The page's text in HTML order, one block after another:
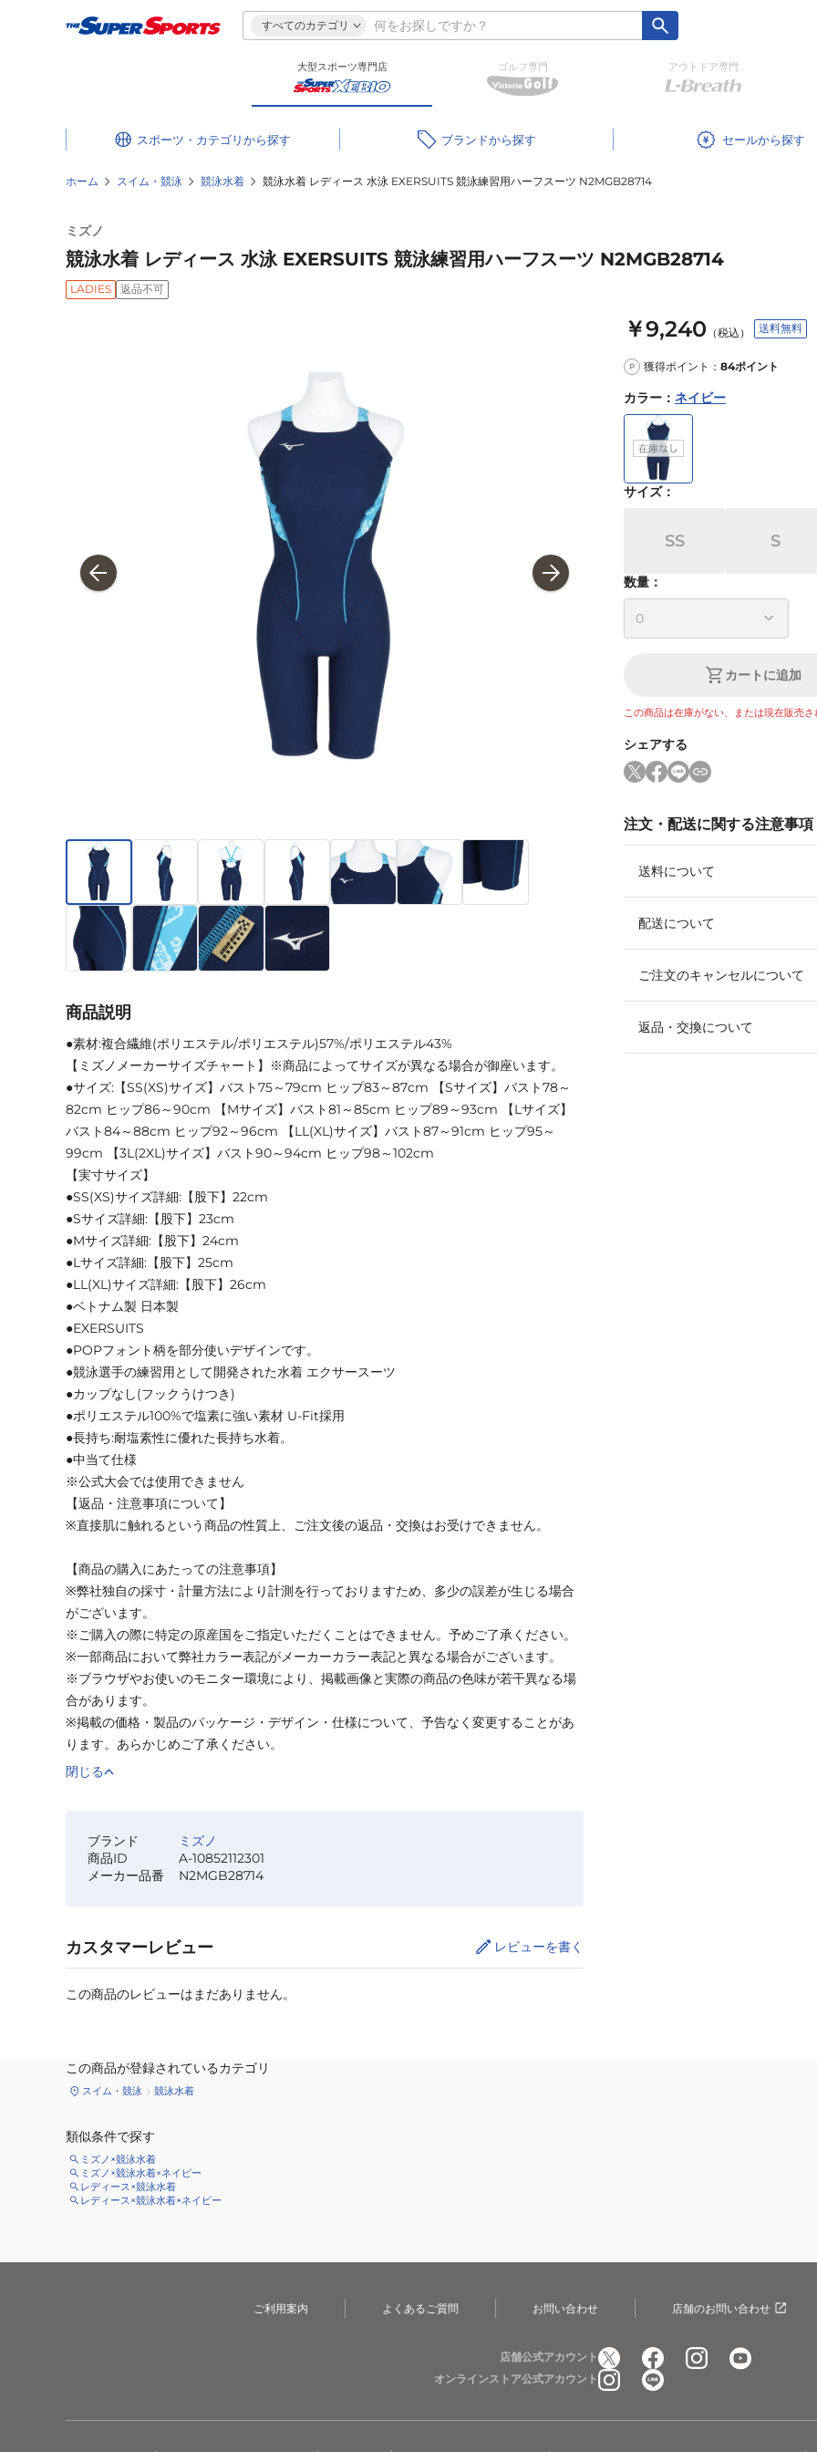
すべてのカテゴリ
大型スポーツ専門店 ゴルフ専門 アウトドア専門
スポーツ・カテゴリ ブランド セール
ホーム スイム・競泳 競泳水着 競泳水着 レディース 水泳 EXERSUITS 競泳練習用ハーフスーツ N2MGB28714
ミズノ
競泳水着 レディース 水泳 EXERSUITS 競泳練習用ハーフスーツ N2MGB28714
LADIES 返品不可
￥9,240 （税込） 送料無料
P 獲得ポイント： 84ポイント
カラー ： ネイビー
サイズ：
SS S
数量：
カートに追加
この商品は在庫がない、または現在販売さ
シェアする
注文・配送に関する注意事項
送料について
配送について
ご注文のキャンセルについて
返品・交換について
商品説明
●素材:複合繊維(ポリエステル/ポリエステル)57%/ポリエステル43%
【ミズノメーカーサイズチャート】※商品によってサイズが異なる場合が御座います。
●サイズ:【SS(XS)サイズ】バスト75～79cm ヒップ83～87cm 【Sサイズ】バスト78～
82cm ヒップ86～90cm 【Mサイズ】バスト81～85cm ヒップ89～93cm 【Lサイズ】
バスト84～88cm ヒップ92～96cm 【LL(XL)サイズ】バスト87～91cm ヒップ95～
99cm 【3L(2XL)サイズ】バスト90～94cm ヒップ98～102cm
【実寸サイズ】
●SS(XS)サイズ詳細:【股下】22cm
●Sサイズ詳細:【股下】23cm
●Mサイズ詳細:【股下】24cm
●Lサイズ詳細:【股下】25cm
●LL(XL)サイズ詳細:【股下】26cm
●ベトナム製 日本製
●EXERSUITS
●POPフォント柄を部分使いデザインです。
●競泳選手の練習用として開発された水着 エクサースーツ
●カップなし(フックうけつき)
●ポリエステル100%で塩素に強い素材 U-Fit採用
●長持ち:耐塩素性に優れた長持ち水着。
●中当て仕様
※公式大会では使用できません
【返品・注意事項について】
※直接肌に触れるという商品の性質上、ご注文後の返品・交換はお受けできません。
【商品の購入にあたっての注意事項】
※弊社独自の採寸・計量方法により計測を行っておりますため、多少の誤差が生じる場合
がございます。
※ご購入の際に特定の原産国をご指定いただくことはできません。予めご了承ください。
※一部商品において弊社カラー表記がメーカーカラー表記と異なる場合がございます。
※ブラウザやお使いのモニター環境により、掲載画像と実際の商品の色味が若干異なる場
合があります。
※掲載の価格・製品のパッケージ・デザイン・仕様について、予告なく変更することがあ
ります。あらかじめご了承ください。
閉じる
ブランド
ミズノ
商品ID
A-10852112301
メーカー品番
N2MGB28714
カスタマーレビュー レビューを書く
この商品のレビューはまだありません。
この商品が登録されているカテゴリ
スイム・競泳 競泳水着
類似条件で探す
ミズノ×競泳水着
ミズノ×競泳水着×ネイビー
レディース×競泳水着
レディース×競泳水着×ネイビー
ご利用案内 よくあるご質問 お問い合わせ 店舗のお問い合わせ
店舗公式アカウント
オンラインストア公式アカウント